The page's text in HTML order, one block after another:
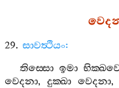
29. සාවත්‍ථියං:
තිස‍්සො ඉමා
වෙදනා, දුක‍්ඛා වෙදනා,